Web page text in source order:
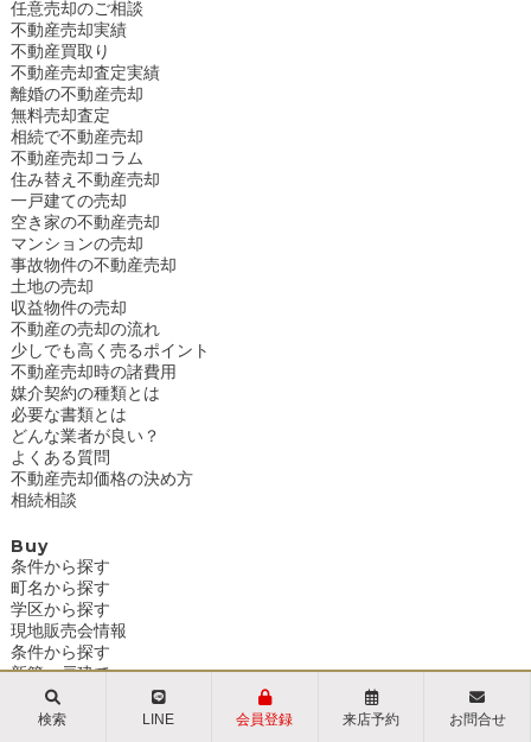
任意売却のご相談
不動産売却実績
不動産買取り
不動産売却査定実績
離婚の不動産売却
無料売却査定
相続で不動産売却
不動産売却コラム
住み替え不動産売却
一戸建ての売却
空き家の不動産売却
マンションの売却
事故物件の不動産売却
土地の売却
収益物件の売却
不動産の売却の流れ
少しでも高く売るポイント
不動産売却時の諸費用
媒介契約の種類とは
必要な書類とは
どんな業者が良い？
よくある質問
不動産売却価格の決め方
相続相談
Buy
条件から探す
町名から探す
学区から探す
現地販売会情報
条件から探す
新築一戸建て
松戸市
中古一戸建て
検索 LINE 会員登録 来店予約 お問合せ